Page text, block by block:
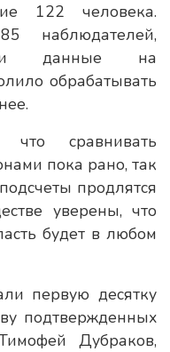
122 человека.
наблюдателей,
данные на
обрабатывать
что сравнивать
пока рано, так
продлятся
уверены, что
будет в любом
первую десятку
подтвержденных
Дубраков,